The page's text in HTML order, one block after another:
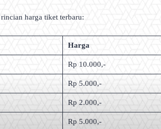
harga tiket terbaru:
Harga
Rp 10.000,-
Rp 5.000,-
Rp 2.000,-
Rp 5.000,-